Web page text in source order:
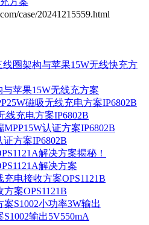
case/20241215559.html
苹果15W无线充方案
线充电方案IP6802B
方案IP6802B
解决方案
案OPS1121B
输出5V550mA